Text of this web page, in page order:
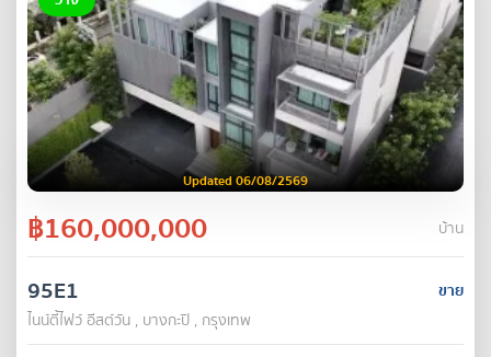
Updated 06/08/2569
฿160,000,000 บ้าน
ขาย
95E1
ไนน์ตี้ไฟว์ อีสต์วัน , บางกะปิ , กรุงเทพ